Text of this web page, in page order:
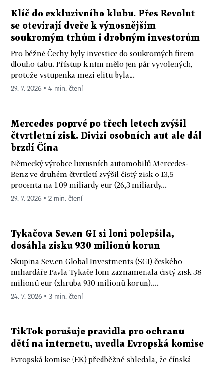
Klíč do exkluzivního klubu. Přes Revolut
se otevírají dveře k výnosnějším
soukromým trhům i drobným investorům
Pro běžné Čechy byly investice do soukromých firem
dlouho tabu. Přístup k nim mělo jen pár vyvolených,
protože vstupenka mezi elitu byla...
29. 7. 2026 ▪ 4 min. čtení
Mercedes poprvé po třech letech zvýšil
čtvrtletní zisk. Divizi osobních aut ale dál
brzdí Čína
Německý výrobce luxusních automobilů Mercedes-
Benz ve druhém čtvrtletí zvýšil čistý zisk o 13,5
procenta na 1,09 miliardy eur (26,3 miliardy...
29. 7. 2026 ▪ 2 min. čtení
Tykačova Sev.en GI si loni polepšila,
dosáhla zisku 930 milionů korun
Skupina Sev.en Global Investments (SGI) českého
miliardáře Pavla Tykače loni zaznamenala čistý zisk 38
milionů eur (zhruba 930 milionů korun)....
24. 7. 2026 ▪ 3 min. čtení
TikTok porušuje pravidla pro ochranu
dětí na internetu, uvedla Evropská komise
Evropská komise (EK) předběžně shledala, že čínská